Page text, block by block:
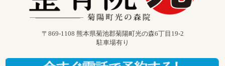
〒869-1108 熊本県菊池郡菊陽町光の森6丁目19-2
駐車場有り